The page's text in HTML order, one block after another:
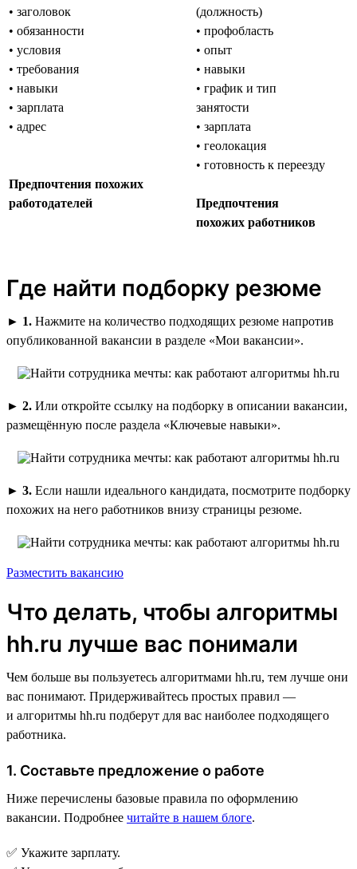
• заголовок
• обязанности
• условия
• требования
• навыки
• зарплата
• адрес
Предпочтения похожих
работодателей
(должность)
• профобласть
• опыт
• навыки
• график и тип
занятости
• зарплата
• геолокация
• готовность к переезду
Предпочтения
похожих работников
Где найти подборку резюме
► 1. Нажмите на количество подходящих резюме напротив
опубликованной вакансии в разделе «Мои вакансии».
► 2. Или откройте ссылку на подборку в описании вакансии,
размещённую после раздела «Ключевые навыки».
► 3. Если нашли идеального кандидата, посмотрите подборку
похожих на него работников внизу страницы резюме.
Разместить вакансию
Что делать, чтобы алгоритмы
hh.ru лучше вас понимали
Чем больше вы пользуетесь алгоритмами hh.ru, тем лучше они
вас понимают. Придерживайтесь простых правил —
и алгоритмы hh.ru подберут для вас наиболее подходящего
работника.
1. Составьте предложение о работе
Ниже перечислены базовые правила по оформлению
вакансии. Подробнее читайте в нашем блоге.
✅ Укажите зарплату.